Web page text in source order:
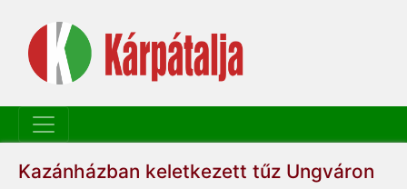
Kazánházban keletkezett tűz Ungváron